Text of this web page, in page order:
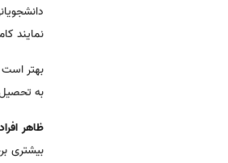
نمایند
به تحصیل و رفتن به
ظاهر
بیشتری